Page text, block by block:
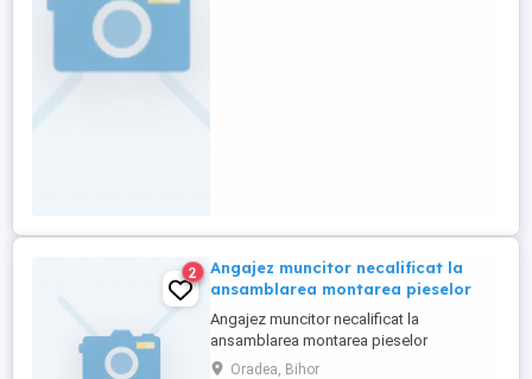
2
Angajez muncitor necalificat la
ansamblarea montarea pieselor
Angajez muncitor necalificat la
ansamblarea montarea pieselor
Oradea, Bihor